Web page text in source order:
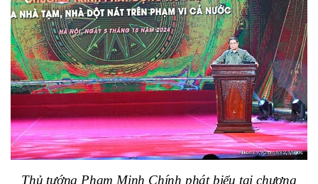
Thủ tướng Phạm Minh Chính phát biểu tại chương